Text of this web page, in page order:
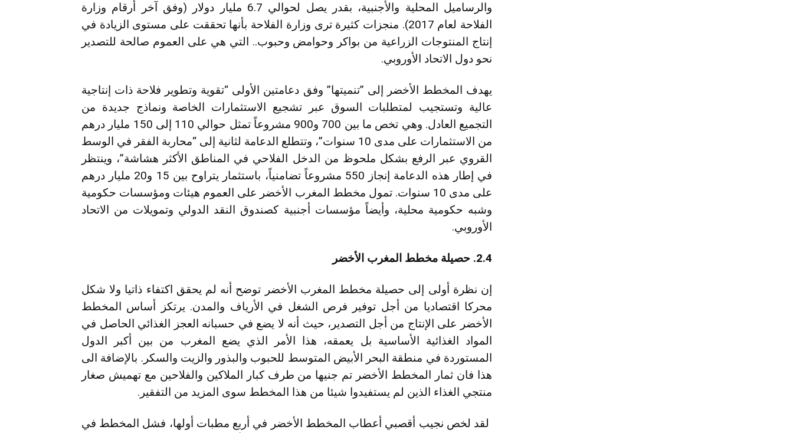
والرساميل المحلية والأجنبية، بقدر يصل لحوالي 6.7 مليار دولار (وفق آخر أرقام وزارة
الفلاحة لعام 2017). منجزات كثيرة ترى وزارة الفلاحة بأنها تحققت على مستوى الزيادة في
إنتاج المنتوجات الزراعية من بواكر وحوامض وحبوب.. التي هي على العموم صالحة للتصدير
نحو دول الاتحاد الأوروبي.
يهدف المخطط الأخضر إلى ”تنميتها” وفق دعامتين الأولى “تقوية وتطوير فلاحة ذات إنتاجية
عالية وتستجيب لمتطلبات السوق عبر تشجيع الاستثمارات الخاصة ونماذج جديدة من
التجميع العادل. وهي تخص ما بين 700 و900 مشروعاً تمثل حوالي 110 إلى 150 مليار درهم
من الاستثمارات على مدى 10 سنوات”، وتتطلع الدعامة لثانية إلى “محاربة الفقر في الوسط
القروي عبر الرفع بشكل ملحوظ من الدخل الفلاحي في المناطق الأكثر هشاشة”، وينتظر
في إطار هذه الدعامة إنجاز 550 مشروعاً تضامنياً، باستثمار يتراوح بين 15 و20 مليار درهم
على مدى 10 سنوات. تمول مخطط المغرب الأخضر على العموم هيئات ومؤسسات حكومية
وشبه حكومية محلية، وأيضاً مؤسسات أجنبية كصندوق النقد الدولي وتمويلات من الاتحاد
الأوروبي.
2.4. حصيلة مخطط المغرب الأخضر
إن نظرة أولى إلى حصيلة مخطط المغرب الأخضر توضح أنه لم يحقق اكتفاء ذاتيا ولا شكل
محركا اقتصاديا من أجل توفير فرص الشغل في الأرياف والمدن. يرتكز أساس المخطط
الأخضر على الإنتاج من أجل التصدير، حيث أنه لا يضع في حسبانه العجز الغذائي الحاصل في
المواد الغذائية الأساسية بل يعمقه، هذا الأمر الذي يضع المغرب من بين أكبر الدول
المستوردة في منطقة البحر الأبيض المتوسط للحبوب والبذور والزيت والسكر. بالإضافة الى
هذا فان ثمار المخطط الأخضر تم جنيها من طرف كبار الملاكين والفلاحين مع تهميش صغار
منتجي الغذاء الذين لم يستفيدوا شيئا من هذا المخطط سوى المزيد من التفقير.
لقد لخص نجيب أقصبي أعطاب المخطط الأخضر في أربع مطبات أولها، فشل المخطط في